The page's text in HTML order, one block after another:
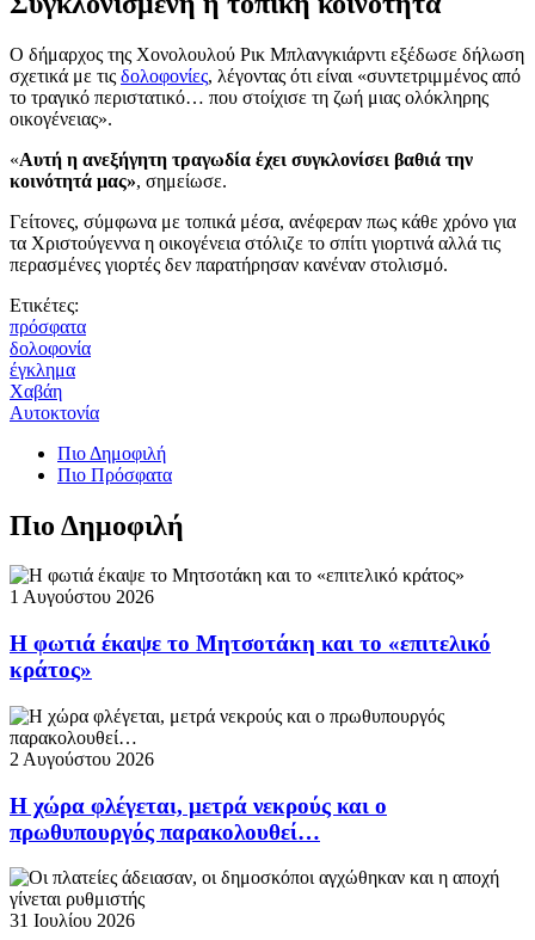
Ο δήμαρχος της Χονολουλού Ρικ Μπλανγκιάρντι εξέδωσε δήλωση
σχετικά με τις δολοφονίες, λέγοντας ότι είναι «συντετριμμένος από
το τραγικό περιστατικό… που στοίχισε τη ζωή μιας ολόκληρης
οικογένειας».
«Αυτή η ανεξήγητη τραγωδία έχει συγκλονίσει βαθιά την
κοινότητά μας», σημείωσε.
Γείτονες, σύμφωνα με τοπικά μέσα, ανέφεραν πως κάθε χρόνο για
τα Χριστούγεννα η οικογένεια στόλιζε το σπίτι γιορτινά αλλά τις
περασμένες γιορτές δεν παρατήρησαν κανέναν στολισμό.
Ετικέτες:
πρόσφατα
δολοφονία
έγκλημα
Χαβάη
Αυτοκτονία
Πιο Δημοφιλή
Πιο Πρόσφατα
Πιο Δημοφιλή
1 Αυγούστου 2026
Η φωτιά έκαψε το Μητσοτάκη και το «επιτελικό
κράτος»
2 Αυγούστου 2026
Η χώρα φλέγεται, μετρά νεκρούς και ο
πρωθυπουργός παρακολουθεί…
31 Ιουλίου 2026